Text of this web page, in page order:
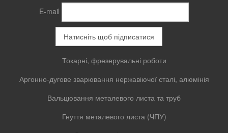
E-mail
Токарні, фрезерувальні роботи
Аргонно-дугове зварювання нержавіючої сталі, алюмінія
Вальцювання металевого листа та труб
Гнуття металевого листа (ЧПУ)